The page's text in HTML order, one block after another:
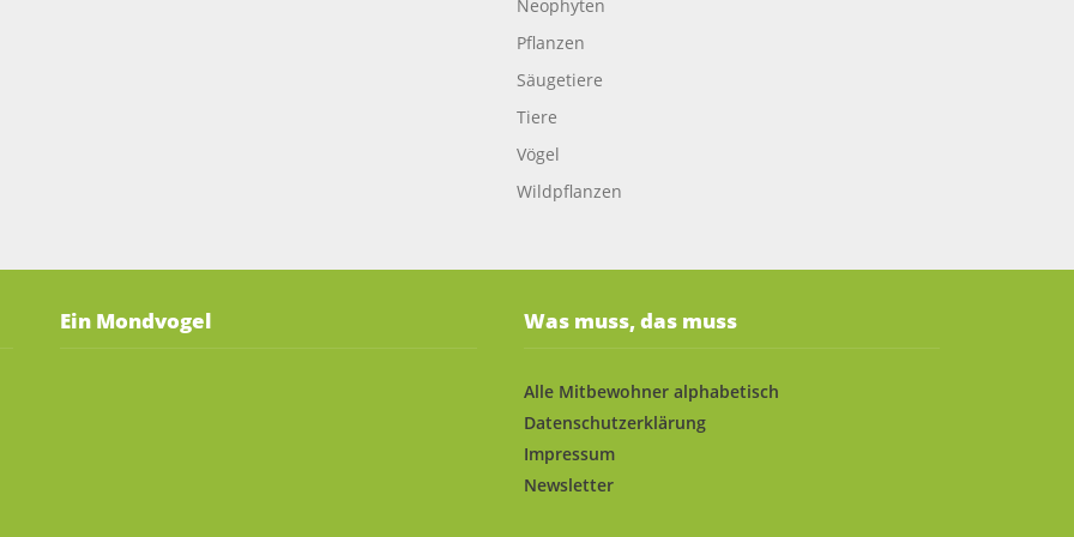
Neophyten
Pflanzen
Säugetiere
Tiere
Vögel
Wildpflanzen
Ein Mondvogel Was muss, das muss
Alle Mitbewohner alphabetisch
Datenschutzerklärung
Impressum
Newsletter